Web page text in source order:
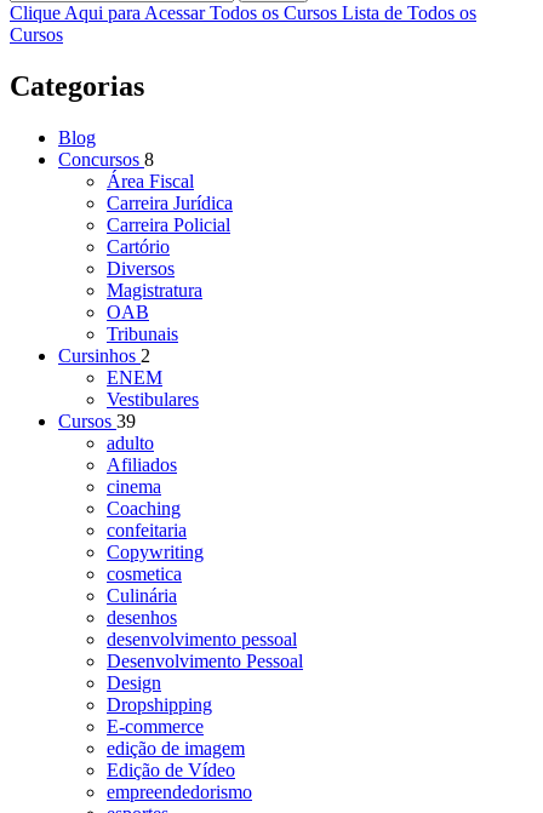
Clique Aqui para Acessar Todos os Cursos Lista de Todos os
Cursos
Categorias
Blog
Concursos 8
Área Fiscal
Carreira Jurídica
Carreira Policial
Cartório
Diversos
Magistratura
OAB
Tribunais
Cursinhos 2
ENEM
Vestibulares
Cursos 39
adulto
Afiliados
cinema
Coaching
confeitaria
Copywriting
cosmetica
Culinária
desenhos
desenvolvimento pessoal
Desenvolvimento Pessoal
Design
Dropshipping
E-commerce
edição de imagem
Edição de Vídeo
empreendedorismo